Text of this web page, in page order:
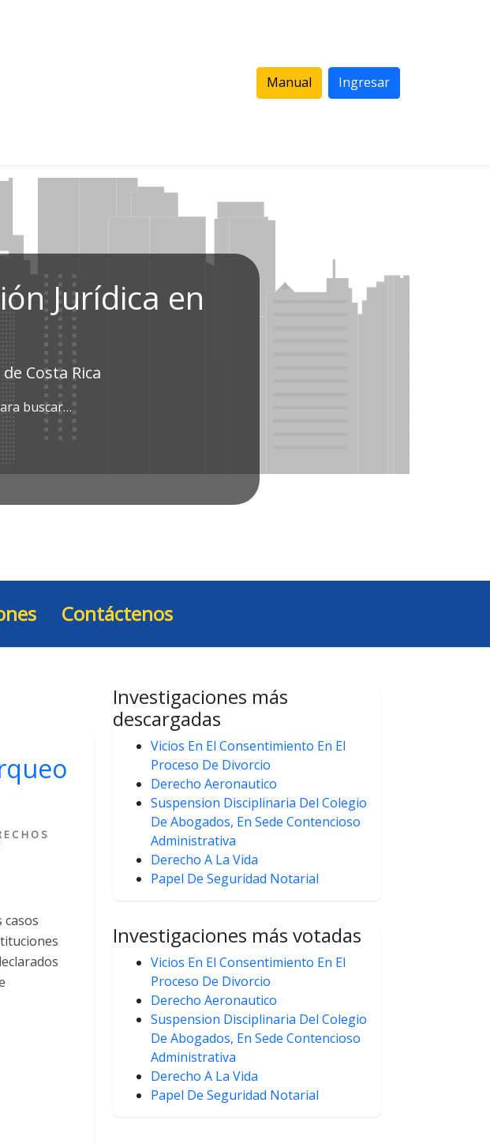
Manual Ingresar
Jurídica en
Costa Rica
buscar…
Contáctenos
casos
Investigaciones más
descargadas
Vicios En El Consentimiento En El
Proceso De Divorcio
Derecho Aeronautico
Suspension Disciplinaria Del Colegio
De Abogados, En Sede Contencioso
Administrativa
Derecho A La Vida
Papel De Seguridad Notarial
Investigaciones más votadas
Vicios En El Consentimiento En El
Proceso De Divorcio
Derecho Aeronautico
Suspension Disciplinaria Del Colegio
De Abogados, En Sede Contencioso
Administrativa
Derecho A La Vida
Papel De Seguridad Notarial